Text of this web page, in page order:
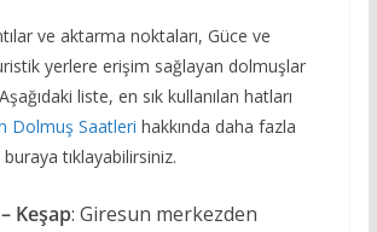
ve aktarma noktaları, Güce ve
yerlere erişim sağlayan dolmuşlar
liste, en sık kullanılan hatları
Dolmuş Saatleri hakkında daha fazla
tıklayabilirsiniz.
Keşap: Giresun merkezden